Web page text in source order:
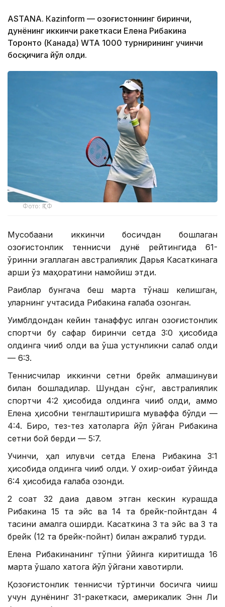
ASTANА. Кazinform — Қозоғистоннинг биринчи,
дунёнинг иккинчи ракеткаси Елена Рибакина
Торонто (Канада) WТА 1000 турнирининг учинчи
босқичига йўл олди.
Фото: ҚТФ
Мусобақани иккинчи босқичдан бошлаган
қозоғистонлик теннисчи дунё рейтингида 61-
ўринни эгаллаган австралиялик Дарья Касаткинага
қарши ўз маҳоратини намойиш этди.
Рақиблар бунгача беш марта тўқнаш келишган,
уларнинг учтасида Рибакина ғалаба қозонган.
Уимблдондан кейин танаффус қилган қозоғистонлик
спортчи бу сафар биринчи сетда 3:0 ҳисобида
олдинга чиқиб олди ва ўша устунликни сақлаб қолди
— 6:3.
Теннисчилар иккинчи сетни брейк алмашинуви
билан бошладилар. Шундан сўнг, австралиялик
спортчи 4:2 ҳисобида олдинга чиқиб олди, аммо
Елена ҳисобни тенглаштиришга муваффақ бўлди —
4:4. Бироқ, тез-тез хатоларга йўл қўйган Рибакина
сетни бой берди — 5:7.
Учинчи, ҳал қилувчи сетда Елена Рибакина 3:1
ҳисобида олдинга чиқиб олди. У охир-оқибат ўйинда
6:4 ҳисобида ғалаба қозонди.
2 соат 32 дақиқа давом этган кескин курашда
Рибакина 15 та эйс ва 14 та брейк-пойнтдан 4
тасини амалга оширди. Касаткина 3 та эйс ва 3 та
брейк (12 та брейк-пойнт) билан ажралиб турди.
Елена Рибакинанинг тўпни ўйинга киритишда 16
марта қўшалоқ хатога йўл қўйгани хавотирли.
Қозоғистонлик теннисчи тўртинчи босқичга чиқиш
учун дунёнинг 31-ракеткаси, америкалик Энн Ли